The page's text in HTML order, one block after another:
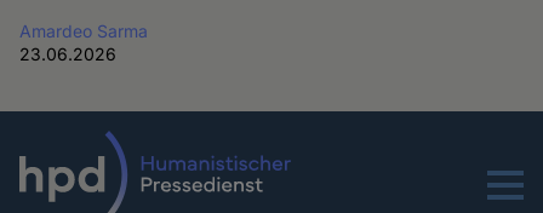
Amardeo Sarma
23.06.2026
Menu